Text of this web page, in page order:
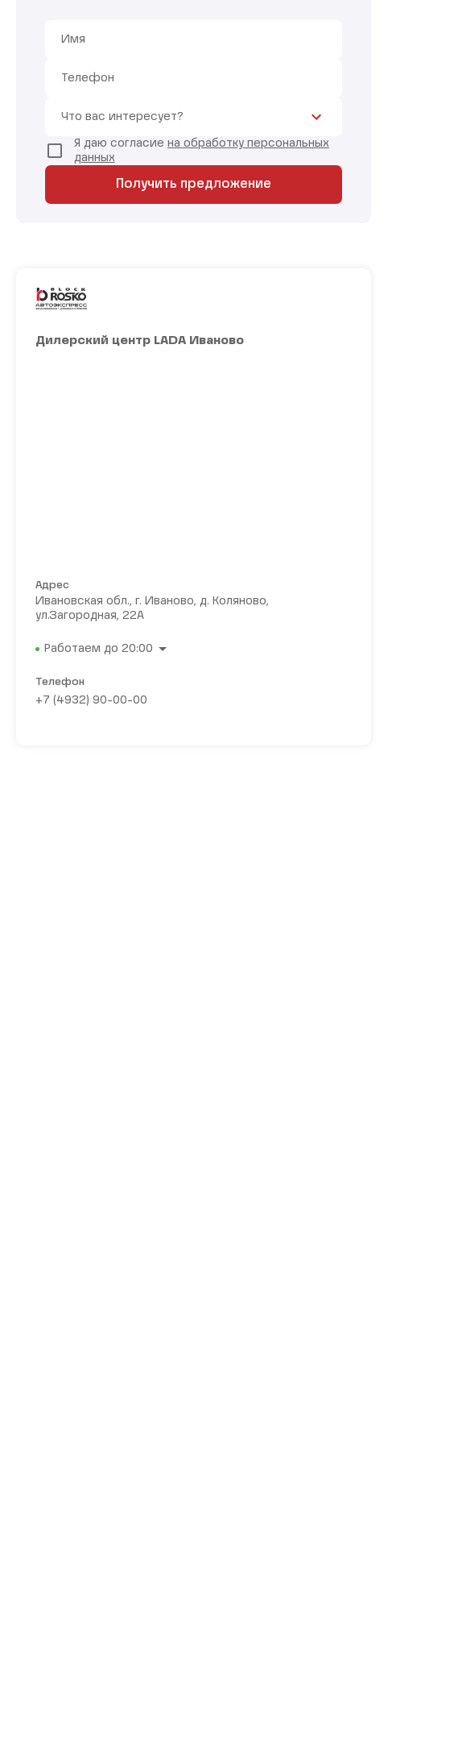
Имя
Телефон
Что вас интересует?
Я даю согласие на обработку персональных
данных
Получить предложение
Дилерский центр LADA Иваново
Адрес
Ивановская обл., г. Иваново, д. Коляново,
ул.Загородная, 22А
Работаем до 20:00
Телефон
+7 (4932) 90-00-00